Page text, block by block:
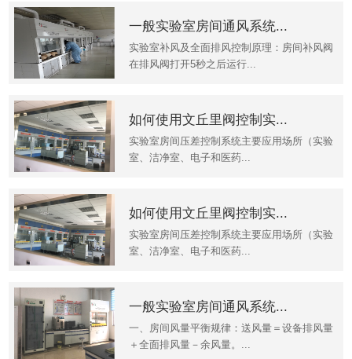
一般实验室房间通风系统...
实验室补风及全面排风控制原理：房间补风阀
在排风阀打开5秒之后运行...
如何使用文丘里阀控制实...
实验室房间压差控制系统主要应用场所（实验
室、洁净室、电子和医药...
如何使用文丘里阀控制实...
实验室房间压差控制系统主要应用场所（实验
室、洁净室、电子和医药...
一般实验室房间通风系统...
一、房间风量平衡规律：送风量＝设备排风量
＋全面排风量－余风量。...